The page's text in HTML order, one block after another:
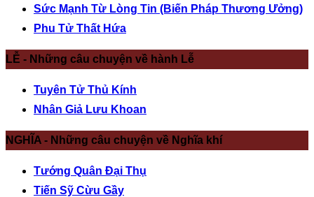
Sức Mạnh Từ Lòng Tin (Biến Pháp Thương Ưởng)
Phu Tử Thất Hứa
LỄ - Những câu chuyện về hành Lễ
Tuyên Tử Thủ Kính
Nhân Giả Lưu Khoan
NGHĨA - Những câu chuyện về Nghĩa khí
Tướng Quân Đại Thụ
Tiến Sỹ Cừu Gầy